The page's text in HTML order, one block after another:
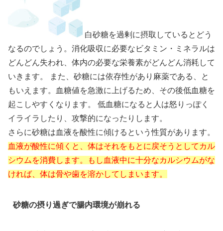
白砂糖を過剰に摂取しているとどう
なるのでしょう。消化吸収に必要なビタミン・ミネラルは
どんどん失われ、体内の必要な栄養素がどんどん消耗して
いきます。 また、砂糖には依存性があり麻薬である、と
もいえます。血糖値を急激に上げるため、その後低血糖を
起こしやすくなります。 低血糖になると人は怒りっぽく
イライラしたり、攻撃的になったりします。
さらに砂糖は血液を酸性に傾けるという性質があります。
血液が酸性に傾くと、体はそれをもとに戻そうとしてカル
シウムを消費します。もし血液中に十分なカルシウムがな
ければ、体は骨や歯を溶かしてしまいます。
砂糖の摂り過ぎで腸内環境が崩れる